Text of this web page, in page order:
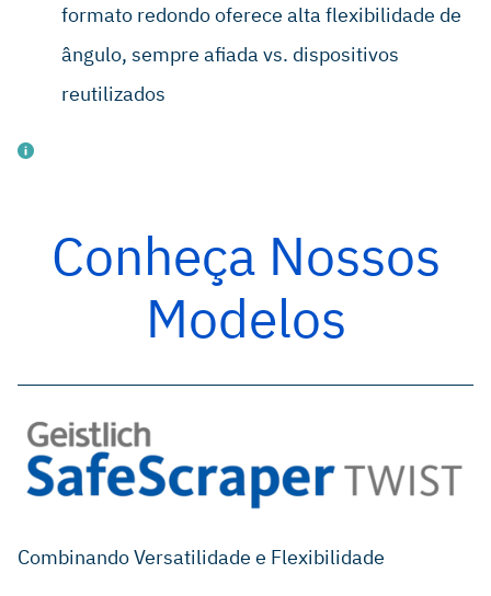
formato redondo oferece alta flexibilidade de
ângulo, sempre afiada vs. dispositivos
reutilizados
Product Data Sheet. Cortical Bone Collector Safescraper
Twist Curve. Code 398. Rev 06
Product Data Sheet. Cortical Bone Collector Safescraper
Conheça Nossos
Modelos
Combinando Versatilidade e Flexibilidade